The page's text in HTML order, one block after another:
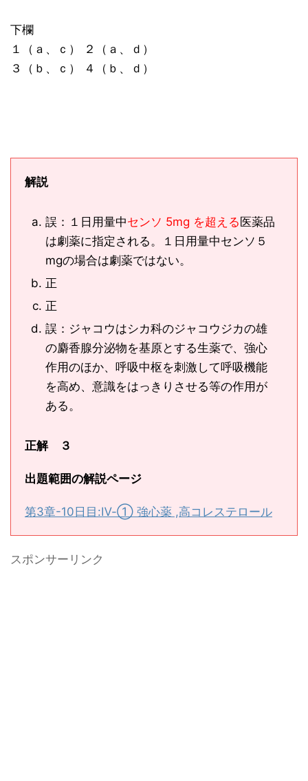
下欄
１（ａ、ｃ） ２（ａ、ｄ）
３（ｂ、ｃ） ４（ｂ、ｄ）
解説
誤：１日用量中センソ 5mg を超える 医薬品
は劇薬に指定される。１日用量中センソ５
mgの場合は劇薬ではない。
正
正
誤：ジャコウはシカ科のジャコウジカの雄
の麝香腺分泌物を基原とする生薬で、強心
作用のほか、呼吸中枢を刺激して呼吸機能
を高め、意識をはっきりさせる等の作用が
ある。
正解 ３
出題範囲の解説ページ
第3章-10日目:Ⅳ-① 強心薬 ,高コレステロール
スポンサーリンク